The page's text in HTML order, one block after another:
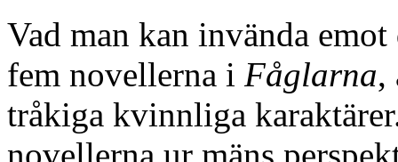
Vad man kan invända
fem novellerna i Fåglarna,
tråkiga kvinnliga
novellerna ur mäns